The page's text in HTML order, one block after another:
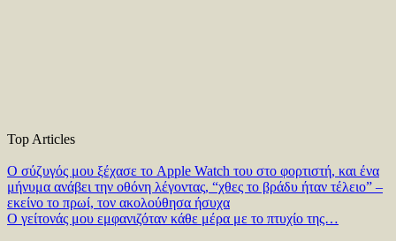
Top Articles
Ο σύζυγός μου ξέχασε το Apple Watch του στο φορτιστή, και ένα
μήνυμα ανάβει την οθόνη λέγοντας, “χθες το βράδυ ήταν τέλειο” –
εκείνο το πρωί, τον ακολούθησα ήσυχα
Ο γείτονάς μου εμφανιζόταν κάθε μέρα με το πτυχίο της…